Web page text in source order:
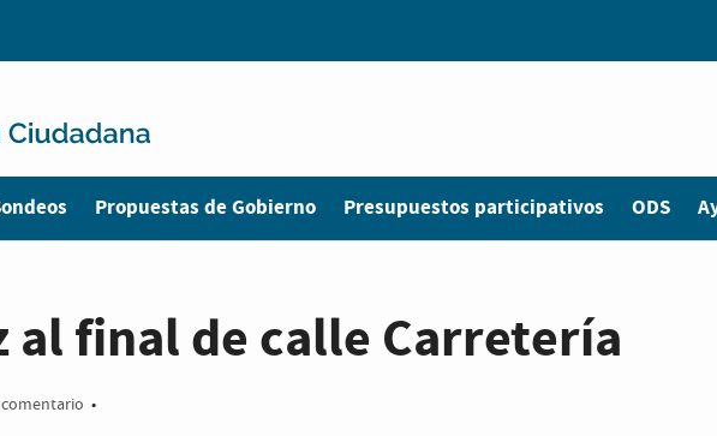
Propuestas de Gobierno Presupuestos participativos ODS
al final de calle Carretería
comentario •